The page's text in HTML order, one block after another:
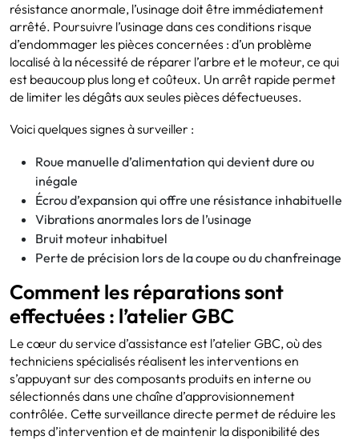
résistance anormale, l’usinage doit être immédiatement
arrêté. Poursuivre l’usinage dans ces conditions risque
d’endommager les pièces concernées : d’un problème
localisé à la nécessité de réparer l’arbre et le moteur, ce qui
est beaucoup plus long et coûteux. Un arrêt rapide permet
de limiter les dégâts aux seules pièces défectueuses.
Voici quelques signes à surveiller :
Roue manuelle d’alimentation qui devient dure ou
inégale
Écrou d’expansion qui offre une résistance inhabituelle
Vibrations anormales lors de l’usinage
Bruit moteur inhabituel
Perte de précision lors de la coupe ou du chanfreinage
Comment les réparations sont
effectuées : l’atelier GBC
Le cœur du service d’assistance est l’atelier GBC, où des
techniciens spécialisés réalisent les interventions en
s’appuyant sur des composants produits en interne ou
sélectionnés dans une chaîne d’approvisionnement
contrôlée. Cette surveillance directe permet de réduire les
temps d’intervention et de maintenir la disponibilité des